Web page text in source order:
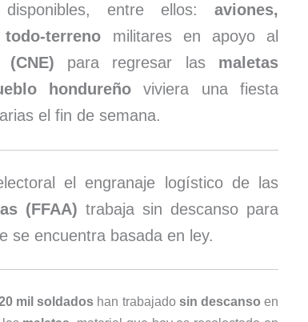
entre ellos: aviones,
terreno militares en apoyo al
para regresar las maletas
hondureñoviviera una fiesta
el fin de semana.
el engranaje logístico de las
(FFAA) trabaja sin descanso para
se encuentra basada en ley.
mil soldados han trabajado sin descanso en